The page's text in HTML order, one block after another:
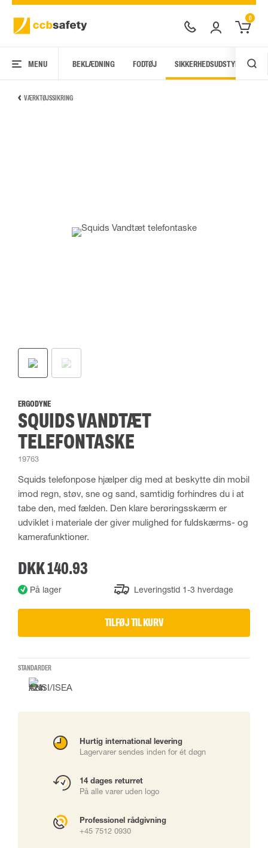
0
MENU BEKLÆDNING FODTØJ SIKKERHEDSUDSTYR
VÆRKTØJSSIKRING
ERGODYNE
SQUIDS VANDTÆT
TELEFONTASKE
19763
Squids telefonpose hjælper dig med at beskytte din mobil
imod regn, støv, sne og sand, samtidig forhindres du i at
tabe den, med fælden. Den klare berøringsskærm er
udviklet i materiale der giver mulighed for fuldskærms- og
kamerafunktioner.
DKK 140.93
På lager Leveringstid 1-3 hverdage
TILFØJ TIL KURV
STANDARDER
Hurtig international levering
Lagervarer sendes inden for ét døgn
14 dages returret
På alle varer uden logo
Professionel rådgivning
+45 7512 0930